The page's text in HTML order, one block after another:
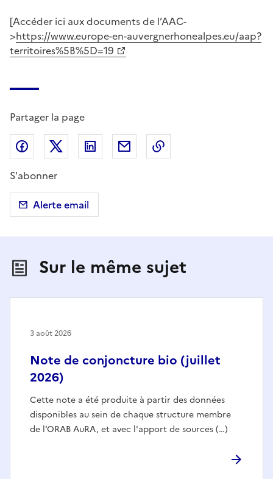
[Accéder ici aux documents de l’AAC-
>https://www.europe-en-auvergnerhonealpes.eu/aap?
territoires%5B%5D=19
Partager la page
Partager sur Facebook
Partager sur X (anciennement Twitter)
Partager sur LinkedIn
Partager par email
S'abonner
Alerte email
Sur le même sujet
Note de conjoncture bio (juillet
2026)
Cette note a été produite à partir des données
disponibles au sein de chaque structure membre
de l’ORAB AuRA, et avec l'apport de sources (…)
3 août 2026